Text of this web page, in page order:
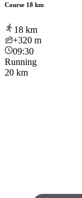
Course 18 km
18 km
+320 m
09:30
Running
20 km